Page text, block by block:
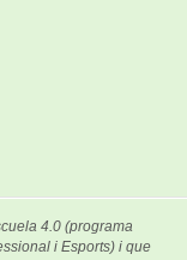
4.0 (programa
i Esports) i que